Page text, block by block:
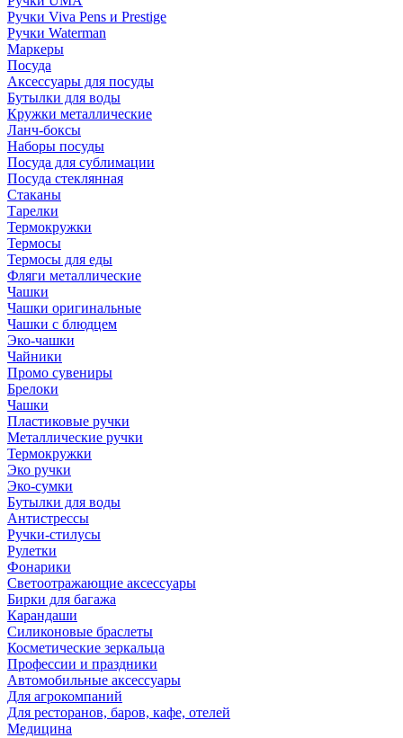
Ручки Viva Pens и Prestige
Ручки Waterman
Маркеры
Посуда
Аксессуары для посуды
Бутылки для воды
Кружки металлические
Ланч-боксы
Наборы посуды
Посуда для сублимации
Посуда стеклянная
Стаканы
Тарелки
Термокружки
Термосы
Термосы для еды
Фляги металлические
Чашки
Чашки оригинальные
Чашки с блюдцем
Эко-чашки
Чайники
Промо сувениры
Брелоки
Чашки
Пластиковые ручки
Металлические ручки
Термокружки
Эко ручки
Эко-сумки
Бутылки для воды
Антистрессы
Ручки-стилусы
Рулетки
Фонарики
Светоотражающие аксессуары
Бирки для багажа
Карандаши
Силиконовые браслеты
Косметические зеркальца
Профессии и праздники
Автомобильные аксессуары
Для агрокомпаний
Для ресторанов, баров, кафе, отелей
Медицина